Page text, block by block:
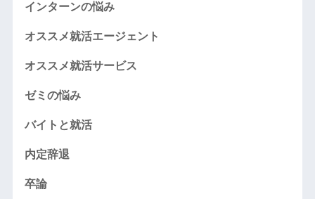
インターンの悩み
オススメ就活エージェント
オススメ就活サービス
ゼミの悩み
バイトと就活
内定辞退
卒論